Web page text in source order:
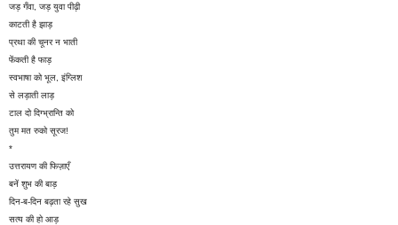
जड़ गँवा, जड़ युवा पीढ़ी
काटती है झाड़
प्रथा की चूनर न भाती
फेंकती है फाड़
स्वभाषा को भूल, इंग्लिश
से लड़ाती लाड़
टाल दो दिग्भ्रान्ति को
तुम मत रुको सूरज!
*
उत्तरायण की फिज़ाएँ
बनें शुभ की बाड़
दिन-ब-दिन बढ़ता रहे सुख
सत्य की हो आड़